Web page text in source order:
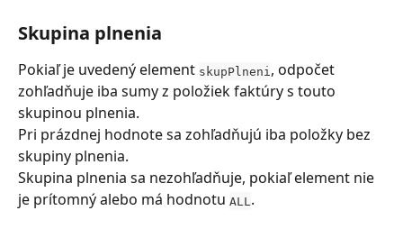
Skupina plnenia
Pokiaľ je uvedený element skupPlneni , odpočet
zohľadňuje iba sumy z položiek faktúry s touto
skupinou plnenia.
Pri prázdnej hodnote sa zohľadňujú iba položky bez
skupiny plnenia.
Skupina plnenia sa nezohľadňuje, pokiaľ element nie
je prítomný alebo má hodnotu ALL .